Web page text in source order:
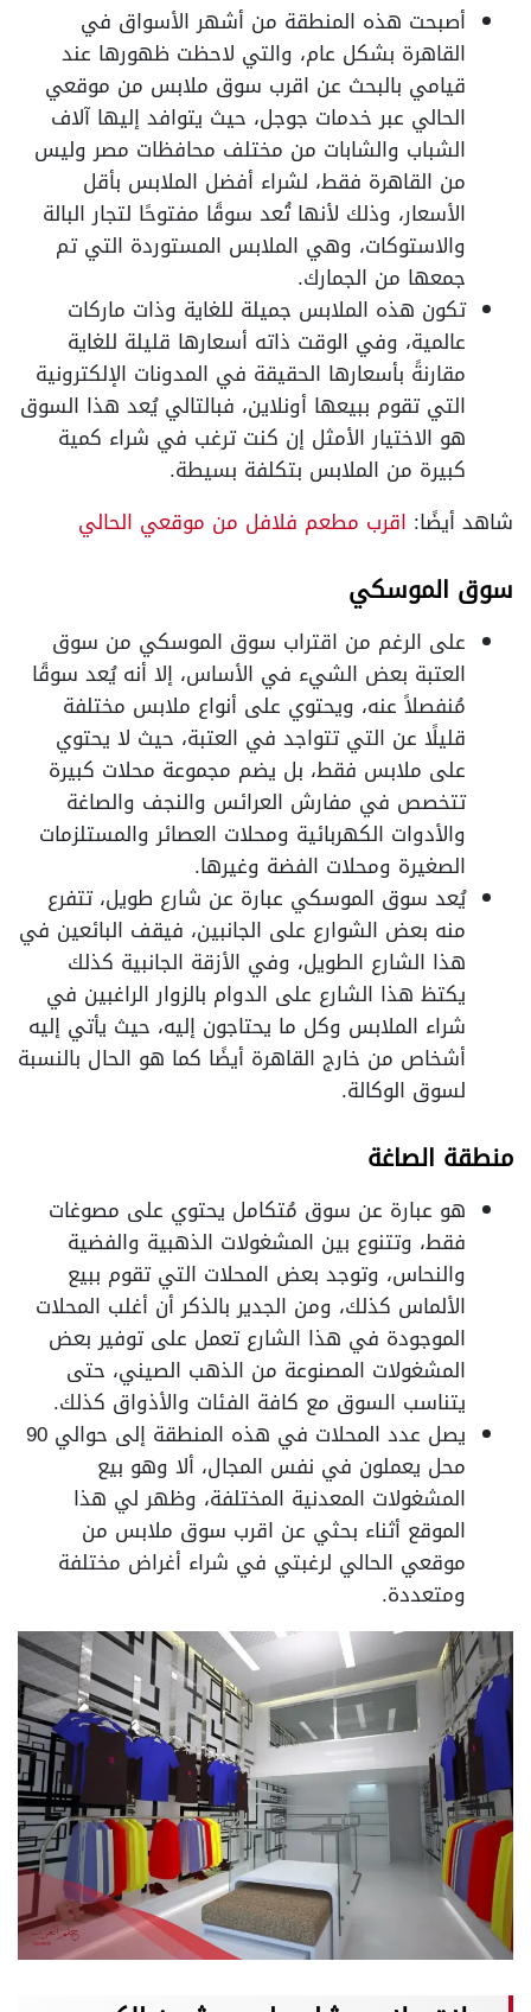
أصبحت هذه المنطقة من أشهر الأسواق في
القاهرة بشكل عام، والتي لاحظت ظهورها عند
قيامي بالبحث عن اقرب سوق ملابس من موقعي
الحالي عبر خدمات جوجل، حيث يتوافد إليها آلاف
الشباب والشابات من مختلف محافظات مصر وليس
من القاهرة فقط، لشراء أفضل الملابس بأقل
الأسعار، وذلك لأنها تُعد سوقًا مفتوحًا لتجار البالة
والاستوكات، وهي الملابس المستوردة التي تم
جمعها من الجمارك.
تكون هذه الملابس جميلة للغاية وذات ماركات
عالمية، وفي الوقت ذاته أسعارها قليلة للغاية
مقارنةً بأسعارها الحقيقة في المدونات الإلكترونية
التي تقوم ببيعها أونلاين، فبالتالي يُعد هذا السوق
هو الاختيار الأمثل إن كنت ترغب في شراء كمية
كبيرة من الملابس بتكلفة بسيطة.
شاهد أيضًا: اقرب مطعم فلافل من موقعي الحالي
سوق الموسكي
على الرغم من اقتراب سوق الموسكي من سوق
العتبة بعض الشيء في الأساس، إلا أنه يُعد سوقًا
مُنفصلاً عنه، ويحتوي على أنواع ملابس مختلفة
قليلًا عن التي تتواجد في العتبة، حيث لا يحتوي
على ملابس فقط، بل يضم مجموعة محلات كبيرة
تتخصص في مفارش العرائس والنجف والصاغة
والأدوات الكهربائية ومحلات العصائر والمستلزمات
الصغيرة ومحلات الفضة وغيرها.
يُعد سوق الموسكي عبارة عن شارع طويل، تتفرع
منه بعض الشوارع على الجانبين، فيقف البائعين في
هذا الشارع الطويل، وفي الأزقة الجانبية كذلك
يكتظ هذا الشارع على الدوام بالزوار الراغبين في
شراء الملابس وكل ما يحتاجون إليه، حيث يأتي إليه
أشخاص من خارج القاهرة أيضًا كما هو الحال بالنسبة
لسوق الوكالة.
منطقة الصاغة
هو عبارة عن سوق مُتكامل يحتوي على مصوغات
فقط، وتتنوع بين المشغولات الذهبية والفضية
والنحاس، وتوجد بعض المحلات التي تقوم ببيع
الألماس كذلك، ومن الجدير بالذكر أن أغلب المحلات
الموجودة في هذا الشارع تعمل على توفير بعض
المشغولات المصنوعة من الذهب الصيني، حتى
يتناسب السوق مع كافة الفئات والأذواق كذلك.
يصل عدد المحلات في هذه المنطقة إلى حوالي 90
محل يعملون في نفس المجال، ألا وهو بيع
المشغولات المعدنية المختلفة، وظهر لي هذا
الموقع أثناء بحثي عن اقرب سوق ملابس من
موقعي الحالي لرغبتي في شراء أغراض مختلفة
ومتعددة.